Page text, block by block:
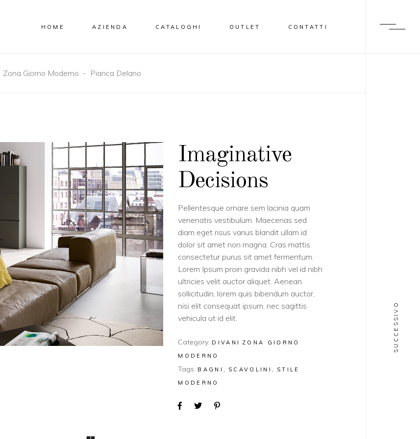
HOME AZIENDA CATALOGHI OUTLET CONTATTI
Zona Giorno Moderno - Pianca Delano
Imaginative
Decisions
Pellentesque ornare sem lacinia quam
venenatis vestibulum. Maecenas sed
diam eget risus varius blandit ullam id
dolor sit amet non magna. Cras mattis
consectetur purus sit amet fermentum.
Lorem Ipsum proin gravida nibh vel id nibh
ultricies velit auctor aliquet. Aenean
sollicitudin, lorem quis bibendum auctor,
nisi elit consequat ipsum, nec sagittis
vehicula ut id elit.
Category: DIVANI
ZONA GIORNO
MODERNO
Tags: BAGNI SCAVOLINI
STILE
MODERNO
SUCCESSIVO